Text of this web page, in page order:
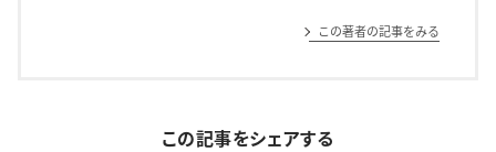
この著者の記事をみる
この記事をシェアする